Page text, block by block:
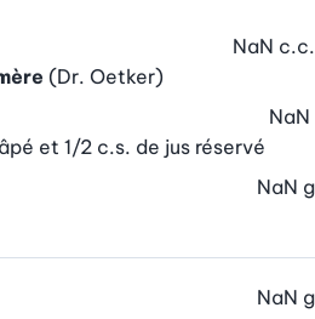
(Dr. Oetker)
NaN c.c.
et 1/2 c.s. de jus réservé
NaN
NaN g
NaN g